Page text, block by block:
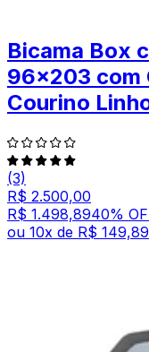
Bicama Box
96x203 com
Courino
(3)
R$ 2.500,00
R$ 1.498,8940%
ou 10x de R$ 149,89